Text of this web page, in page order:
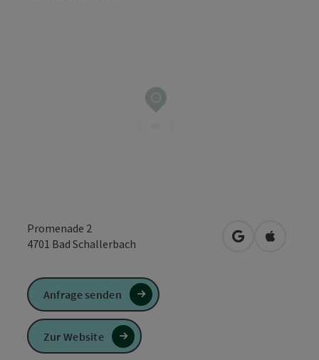
Promenade 2
4701 Bad Schallerbach in Googlein Apple
Anfrage senden
Zur Website